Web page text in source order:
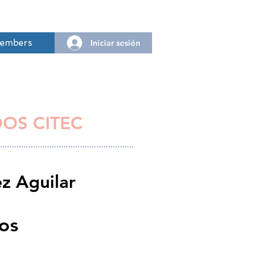
Iniciar sesión
CITEC
Aguilar